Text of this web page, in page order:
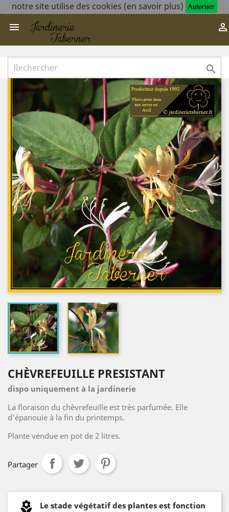
notre site utilise des cookies (en savoir plus)
 

CHÈVREFEUILLE PRESISTANT
dispo uniquement à la jardinerie
La floraison du chèvrefeuille est très parfumée. Elle
d’épanouie à la fin du printemps.
Plante vendue en pot de 2 litres.
Partager
Le stade végétatif des plantes est fonction